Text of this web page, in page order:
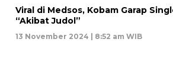
Viral di Medsos, Kobam Garap
“Akibat Judol”
13 November 2024 | 8:52 am WIB